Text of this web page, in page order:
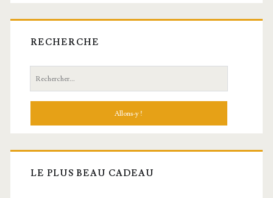
RECHERCHE
Recherche:
LE PLUS BEAU CADEAU